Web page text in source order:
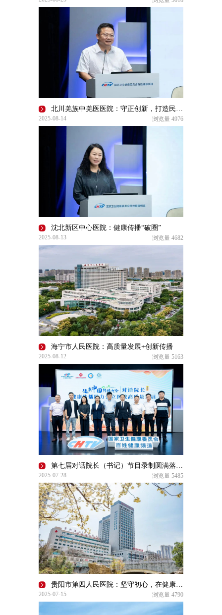
北川羌族中羌医医院：守正创新，打造民族健康新范式
2025-08-14 浏览量 4976
沈北新区中心医院：健康传播“破圈”
2025-08-13 浏览量 4682
海宁市人民医院：高质量发展+创新传播
2025-08-12 浏览量 5163
第七届对话院长（书记）节目录制圆满落幕 聚焦公立医院传播力赋能公益行动
2025-07-28 浏览量 5485
贵阳市第四人民医院：坚守初心，在健康传播发展中彰显担当
2025-07-15 浏览量 4790